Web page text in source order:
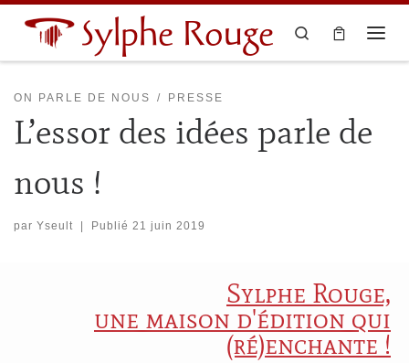
Skip to contentSylphe Rouge Search
ON PARLE DE NOUS PRESSE
L’essor des idées parle de
nous !
par Yseult Publié 21 juin 2019
Sylphe Rouge,
une maison d'édition qui
(ré)enchante !